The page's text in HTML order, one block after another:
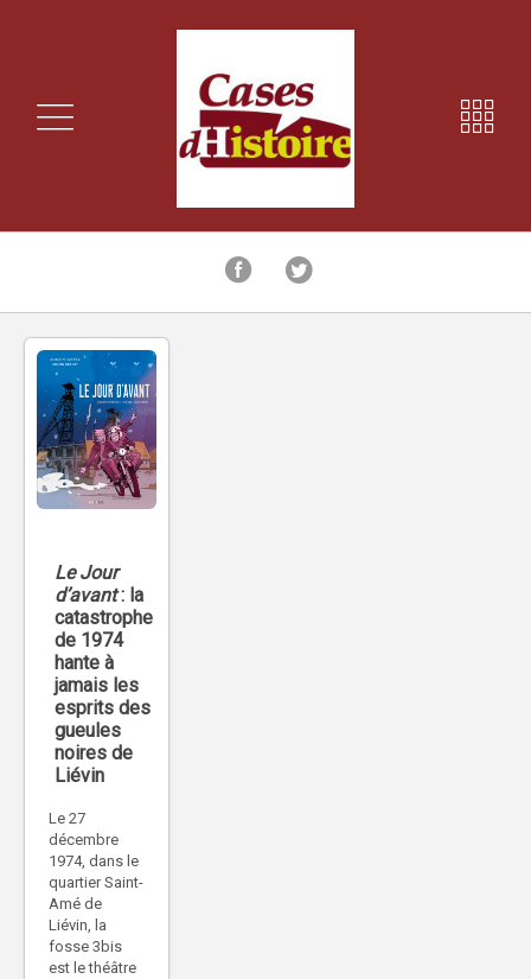
Le Jour
d’avant: la
catastrophe
de 1974
hante à
jamais les
esprits des
gueules
noires de
Liévin
Le 27
décembre
1974, dans le
quartier Saint-
Amé de
Liévin, la
fosse 3bis
est le théâtre